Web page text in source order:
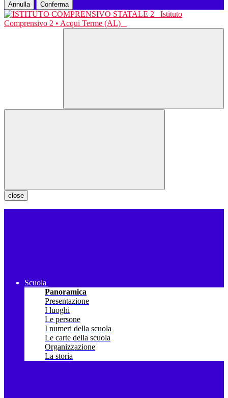
Annulla Conferma
Istituto
Comprensivo 2 • Acqui Terme (AL)
close
Scuola
Panoramica
Presentazione
I luoghi
Le persone
I numeri della scuola
Le carte della scuola
Organizzazione
La storia